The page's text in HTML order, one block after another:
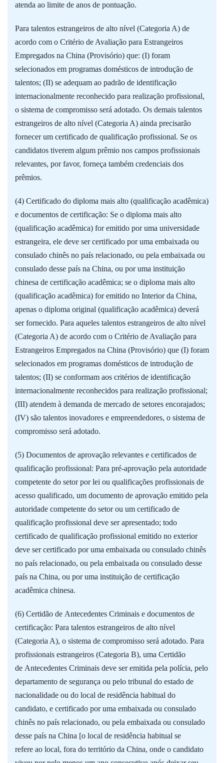
atenda ao limite de anos de pontuação.
Para talentos estrangeiros de alto nível (Categoria A) de
acordo com o Critério de Avaliação para Estrangeiros
Empregados na China (Provisório) que: (I) foram
selecionados em programas domésticos de introdução de
talentos; (II) se adequam ao padrão de identificação
internacionalmente reconhecido para realização profissional,
o sistema de compromisso será adotado. Os demais talentos
estrangeiros de alto nível (Categoria A) ainda precisarão
fornecer um certificado de qualificação profissional. Se os
candidatos tiverem algum prêmio nos campos profissionais
relevantes, por favor, forneça também credenciais dos
prêmios.
(4) Certificado do diploma mais alto (qualificação acadêmica)
e documentos de certificação: Se o diploma mais alto
(qualificação acadêmica) for emitido por uma universidade
estrangeira, ele deve ser certificado por uma embaixada ou
consulado chinês no país relacionado, ou pela embaixada ou
consulado desse país na China, ou por uma instituição
chinesa de certificação acadêmica; se o diploma mais alto
(qualificação acadêmica) for emitido no Interior da China,
apenas o diploma original (qualificação acadêmica) deverá
ser fornecido. Para aqueles talentos estrangeiros de alto nível
(Categoria A) de acordo com o Critério de Avaliação para
Estrangeiros Empregados na China (Provisório) que (I) foram
selecionados em programas domésticos de introdução de
talentos; (II) se conformam aos critérios de identificação
internacionalmente reconhecidos para realização profissional;
(III) atendem à demanda de mercado de setores encorajados;
(IV) são talentos inovadores e empreendedores, o sistema de
compromisso será adotado.
(5) Documentos de aprovação relevantes e certificados de
qualificação profissional: Para pré-aprovação pela autoridade
competente do setor por lei ou qualificações profissionais de
acesso qualificado, um documento de aprovação emitido pela
autoridade competente do setor ou um certificado de
qualificação profissional deve ser apresentado; todo
certificado de qualificação profissional emitido no exterior
deve ser certificado por uma embaixada ou consulado chinês
no país relacionado, ou pela embaixada ou consulado desse
país na China, ou por uma instituição de certificação
acadêmica chinesa.
(6) Certidão de Antecedentes Criminais e documentos de
certificação: Para talentos estrangeiros de alto nível
(Categoria A), o sistema de compromisso será adotado. Para
profissionais estrangeiros (Categoria B), uma Certidão
de Antecedentes Criminais deve ser emitida pela polícia, pelo
departamento de segurança ou pelo tribunal do estado de
nacionalidade ou do local de residência habitual do
candidato, e certificado por uma embaixada ou consulado
chinês no país relacionado, ou pela embaixada ou consulado
desse país na China [o local de residência habitual se
refere ao local, fora do território da China, onde o candidato